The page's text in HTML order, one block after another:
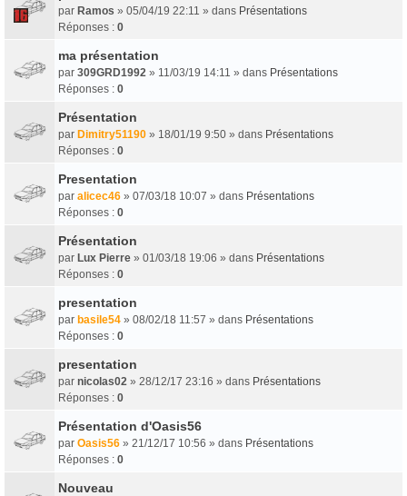
par Ramos » 05/04/19 22:11 » dans Présentations
Réponses : 0
ma présentation
par 309GRD1992 » 11/03/19 14:11 » dans Présentations
Réponses : 0
Présentation
par Dimitry51190 » 18/01/19 9:50 » dans Présentations
Réponses : 0
Presentation
par alicec46 » 07/03/18 10:07 » dans Présentations
Réponses : 0
Présentation
par Lux Pierre » 01/03/18 19:06 » dans Présentations
Réponses : 0
presentation
par basile54 » 08/02/18 11:57 » dans Présentations
Réponses : 0
presentation
par nicolas02 » 28/12/17 23:16 » dans Présentations
Réponses : 0
Présentation d'Oasis56
par Oasis56 » 21/12/17 10:56 » dans Présentations
Réponses : 0
Nouveau